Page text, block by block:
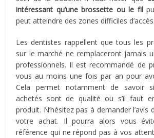
intéressant qu’une brossette ou le fil
peut atteindre des zones difficiles d’accès.
Les dentistes rappellent que tous les
sur le marché ne remplaceront jamais
professionnels. Il est recommandé de
vous au moins une fois par an pour
Cela permet notamment de savoir
achetés sont de qualité ou s’il faut
produit. N’hésitez pas à demander l’avis
votre achat. Il pourra alors vous
référence qui ne répond pas à vos